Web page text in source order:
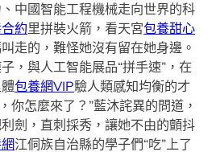
中國智能工程機械走向世界的科
約里拼裝火箭，看天宮包養甜心
走的，難怪她沒有留在她身邊。
，與人工智能展品“拼手速”，在
包養網VIP驗人類感知均衡的才
你怎麼來了？”藍沐詫異的問道，
劍，直刺採秀，讓她不由的顫抖
江侗族自治縣的學子們“吃”上了